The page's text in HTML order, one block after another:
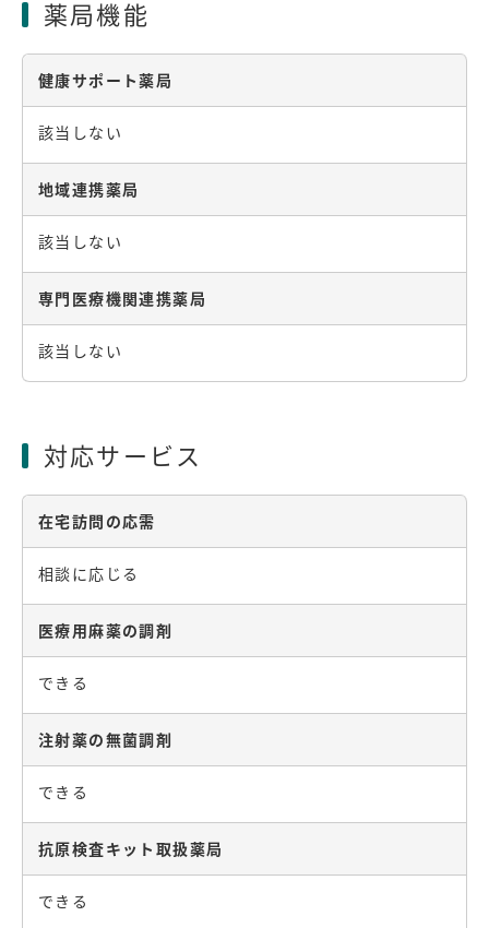
薬局機能
健康サポート薬局
該当しない
地域連携薬局
該当しない
専門医療機関連携薬局
該当しない
対応サービス
在宅訪問の応需
相談に応じる
医療用麻薬の調剤
できる
注射薬の無菌調剤
できる
抗原検査キット取扱薬局
できる